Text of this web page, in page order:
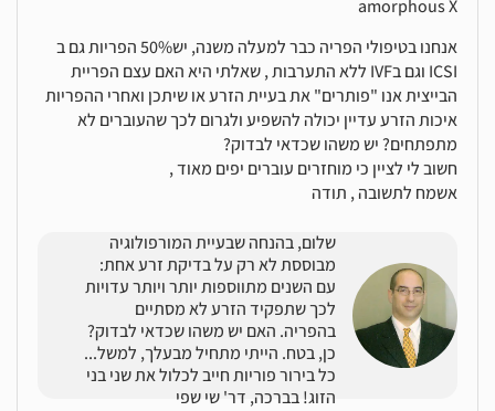
amorphous X
אנחנו בטיפולי הפריה כבר למעלה משנה, יש50% הפריות גם ב
ICSI וגם בIVF ללא התערבות , שאלתי היא האם עצם הפריית
הבייצית אנו "פותרים" את בעיית הזרע או שיתכן ואחרי ההפריות
איכות הזרע עדיין יכולה להשפיע ולגרום לכך שהעוברים לא
מתפתחים? יש משהו שכדאי לבדוק?
חשוב לי לציין כי מוחזרים עוברים יפים מאוד ,
אשמח לתשובה , תודה
שלום, בהנחה שבעיית המורפולוגיה
מבוססת לא רק על בדיקת זרע אחת:
עם השנים מתווספות יותר ויותר עדויות
לכך שתפקיד הזרע לא מסתיים
בהפריה. האם יש משהו שכדאי לבדוק?
כן, בטח. הייתי מתחיל מבעלך, למשל...
כל בירור פוריות חייב לכלול את שני בני
הזוג! בברכה, דר' שי שפי